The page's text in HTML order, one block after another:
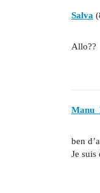
Salva
Allo??
ben
Je suis